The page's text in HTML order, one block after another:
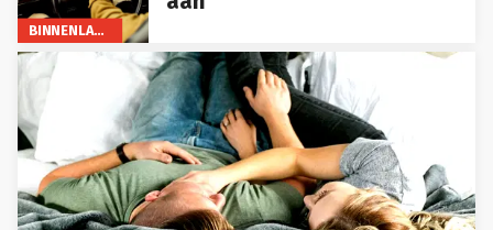
BINNENLAND